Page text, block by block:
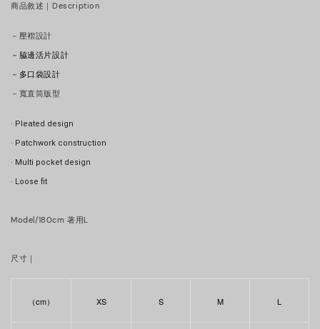
商品敘述｜Description
－壓褶設計
－脇邊活片設計
－ 多口袋設計
－寬直筒版型
· Pleated design
· Patchwork construction
· Multi pocket design
· Loose fit
Model/180cm 著用L
尺寸｜
（cm） XS S M L